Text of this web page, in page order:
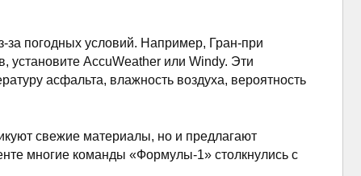
погодных условий. Например, Гран-при
установите AccuWeather или Windy. Эти
асфальта, влажность воздуха, вероятность
свежие материалы, но и предлагают
многие команды «Формулы-1» столкнулись с